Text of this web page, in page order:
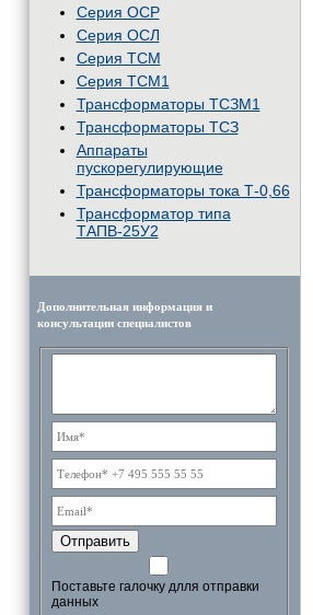
Серия ОСР
Серия ОСЛ
Серия ТСМ
Серия ТСМ1
Трансформаторы ТСЗМ1
Трансформаторы ТСЗ
Аппараты
пускорегулирующие
Трансформаторы тока Т-0,66
Трансформатор типа
ТАПВ-25У2
Дополнительная информация и
консультации специалистов
Отправить
Поставьте галочку длля отправки
данных